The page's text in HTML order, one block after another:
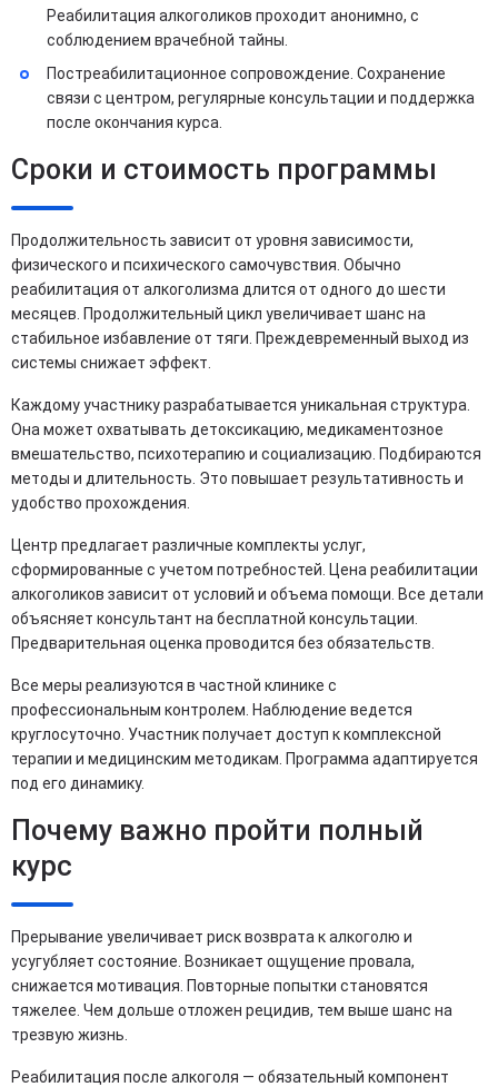
Реабилитация алкоголиков проходит анонимно, с
соблюдением врачебной тайны.
Постреабилитационное сопровождение. Сохранение
связи с центром, регулярные консультации и поддержка
после окончания курса.
Сроки и стоимость программы
Продолжительность зависит от уровня зависимости,
физического и психического самочувствия. Обычно
реабилитация от алкоголизма длится от одного до шести
месяцев. Продолжительный цикл увеличивает шанс на
стабильное избавление от тяги. Преждевременный выход из
системы снижает эффект.
Каждому участнику разрабатывается уникальная структура.
Она может охватывать детоксикацию, медикаментозное
вмешательство, психотерапию и социализацию. Подбираются
методы и длительность. Это повышает результативность и
удобство прохождения.
Центр предлагает различные комплекты услуг,
сформированные с учетом потребностей. Цена реабилитации
алкоголиков зависит от условий и объема помощи. Все детали
объясняет консультант на бесплатной консультации.
Предварительная оценка проводится без обязательств.
Все меры реализуются в частной клинике с
профессиональным контролем. Наблюдение ведется
круглосуточно. Участник получает доступ к комплексной
терапии и медицинским методикам. Программа адаптируется
под его динамику.
Почему важно пройти полный
курс
Прерывание увеличивает риск возврата к алкоголю и
усугубляет состояние. Возникает ощущение провала,
снижается мотивация. Повторные попытки становятся
тяжелее. Чем дольше отложен рецидив, тем выше шанс на
трезвую жизнь.
Реабилитация после алкоголя — обязательный компонент